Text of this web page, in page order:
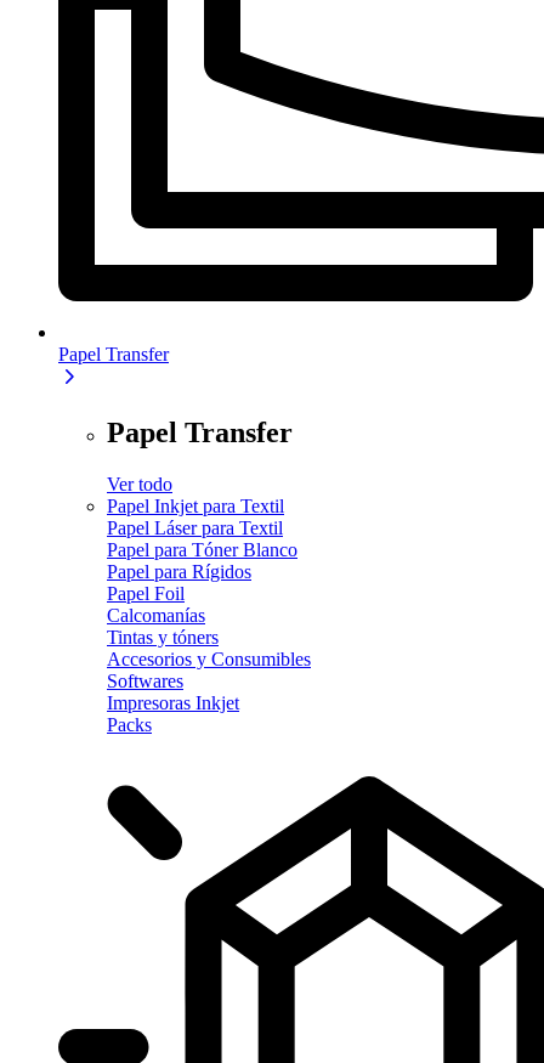
Papel Transfer
Papel Transfer
Ver todo
Papel Inkjet para Textil
Papel Láser para Textil
Papel para Tóner Blanco
Papel para Rígidos
Papel Foil
Calcomanías
Tintas y tóners
Accesorios y Consumibles
Softwares
Impresoras Inkjet
Packs